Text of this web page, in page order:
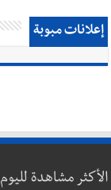
إعلانات مبوبة
الأكثر مشاهدة لليوم